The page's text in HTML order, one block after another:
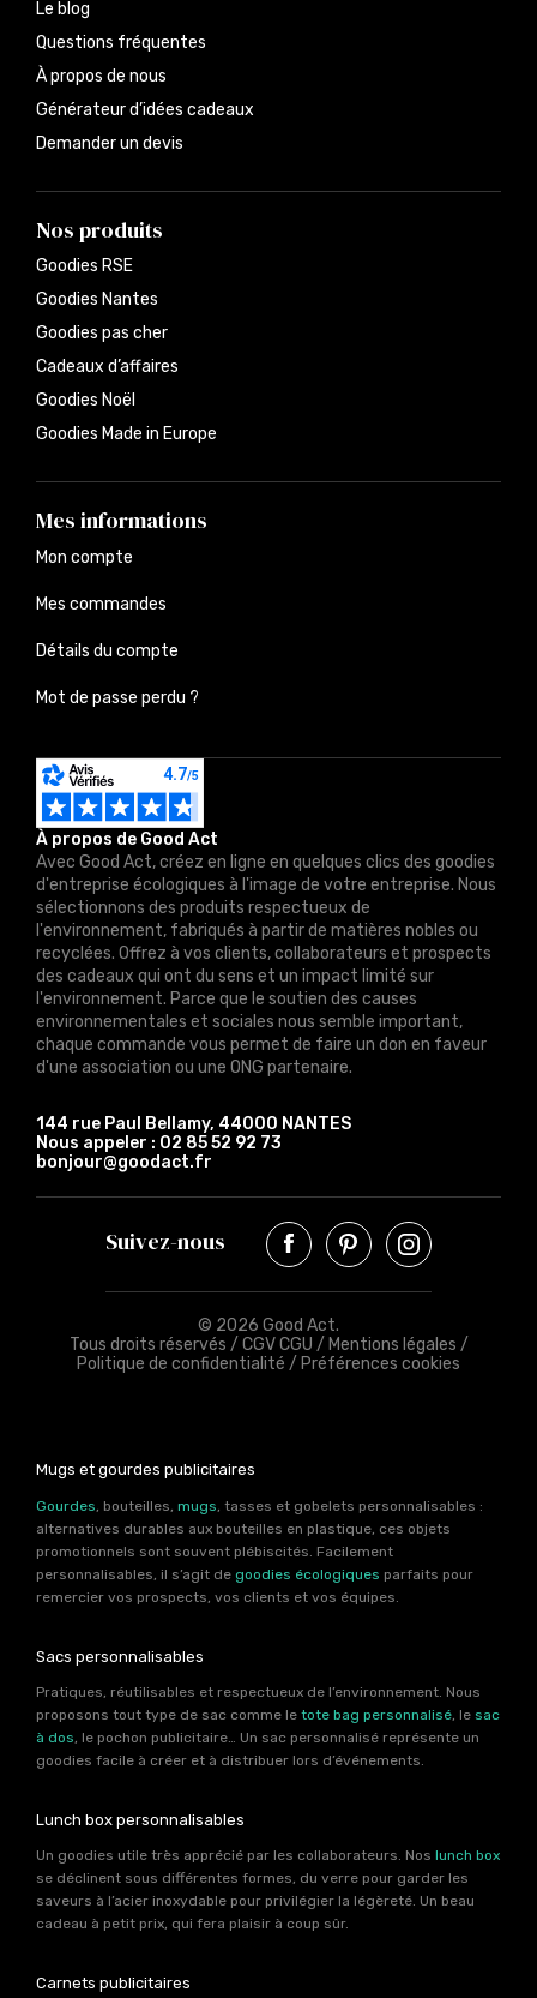
À propos de Good Act
Avec Good Act, créez en ligne en quelques clics des goodies
d'entreprise écologiques à l'image de votre entreprise. Nous
sélectionnons des produits respectueux de
l'environnement, fabriqués à partir de matières nobles ou
recyclées. Offrez à vos clients, collaborateurs et prospects
des cadeaux qui ont du sens et un impact limité sur
l'environnement. Parce que le soutien des causes
environnementales et sociales nous semble important,
chaque commande vous permet de faire un don en faveur
d'une association ou une ONG partenaire.
144 rue Paul Bellamy, 44000 NANTES
Nous appeler : 02 85 52 92 73
bonjour@goodact.fr
Le blog
Questions fréquentes
À propos de nous
Générateur d’idées cadeaux
Demander un devis
Nos produits
Goodies RSE
Goodies Nantes
Goodies pas cher
Cadeaux d’affaires
Goodies Noël
Goodies Made in Europe
Mes informations
Mon compte
Mes commandes
Détails du compte
Mot de passe perdu ?
Suivez-nous
© 2026 Good Act.
Tous droits réservés / CGV CGU / Mentions légales /
Politique de confidentialité / Préférences cookies
Mugs et gourdes publicitaires
Gourdes , bouteilles, mugs , tasses et gobelets personnalisables :
alternatives durables aux bouteilles en plastique, ces objets
promotionnels sont souvent plébiscités. Facilement
personnalisables, il s’agit de goodies écologiques parfaits pour
remercier vos prospects, vos clients et vos équipes.
Sacs personnalisables
Pratiques, réutilisables et respectueux de l’environnement. Nous
proposons tout type de sac comme le tote bag personnalisé, le sac
à dos, le pochon publicitaire… Un sac personnalisé représente un
goodies facile à créer et à distribuer lors d’événements.
Lunch box personnalisables
Un goodies utile très apprécié par les collaborateurs. Nos lunch box
se déclinent sous différentes formes, du verre pour garder les
saveurs à l’acier inoxydable pour privilégier la légèreté. Un beau
cadeau à petit prix, qui fera plaisir à coup sûr.
Carnets publicitaires